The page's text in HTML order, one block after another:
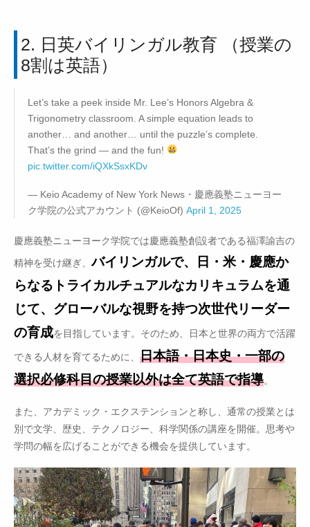
2. 日英バイリンガル教育 （授業の
8割は英語）
Let’s take a peek inside Mr. Lee’s Honors Algebra &
Trigonometry classroom. A simple equation leads to
another… and another… until the puzzle’s complete.
That’s the grind — and the fun!
pic.twitter.com/iQXkSsxKDv
— Keio Academy of New York News・慶應義塾ニューヨー
ク学院の公式アカウント (@KeioOf) April 1, 2025
慶應義塾ニューヨーク学院では慶應義塾創設者である福澤諭吉の
精神を受け継ぎ、バイリンガルで、日・米・慶應か
らなるトライカルチュアルなカリキュラムを通
じて、グローバルな視野を持つ次世代リーダー
の育成を目指しています。そのため、日本と世界の両方で活躍
できる人材を育てるために、 日本語・日本史・一部の
選択必修科目の授業以外は全て英語で指導。
また、アカデミック・エクステンションと称し、通常の授業とは
別で文学、歴史、テクノロジー、科学関係の講座を開催。思考や
学問の幅を広げることができる機会を提供しています。